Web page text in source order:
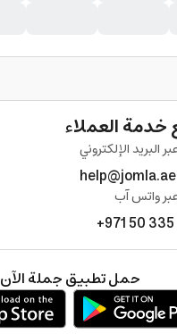
خدمة العملاء
البريد الإلكتروني
help@jomla.ae
واتس آب
+971 50
حمل تطبيق جملة الآن